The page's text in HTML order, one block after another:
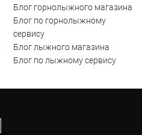
Блог горнолыжного магазина
Блог по горнолыжному
сервису
Блог лыжного магазина
Блог по лыжному сервису